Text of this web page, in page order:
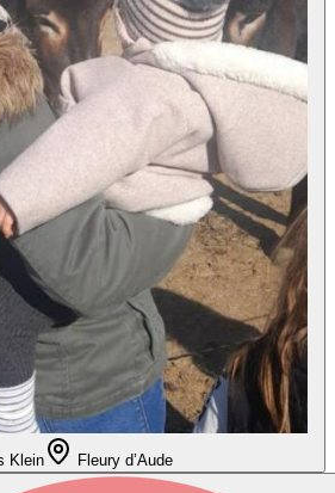
Klein Fleury d’Aude